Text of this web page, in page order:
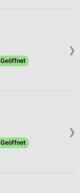
❯
Geöffnet
❯
Geöffnet